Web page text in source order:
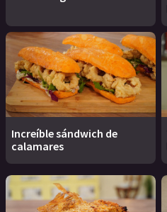
Increíble sándwich de
calamares